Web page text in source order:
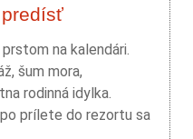
na kalendári.
šum mora,
rodinná idylka.
prílete do rezortu sa